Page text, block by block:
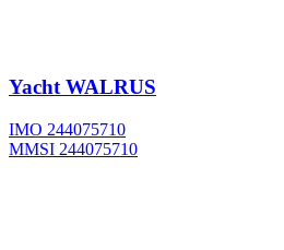
Yacht WALRUS
IMO 244075710
MMSI 244075710